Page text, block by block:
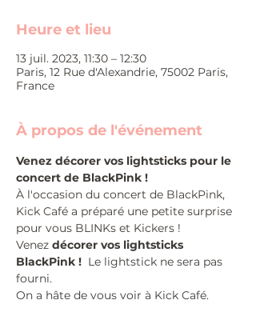
Heure et lieu
13 juil. 2023, 11:30 – 12:30
Paris, 12 Rue d'Alexandrie, 75002 Paris,
France
À propos de l'événement
Venez décorer vos lightsticks pour le
concert de BlackPink !
À l'occasion du concert de BlackPink,
Kick Café a préparé une petite surprise
pour vous BLINKs et Kickers !
Venez décorer vos lightsticks
BlackPink ! Le lightstick ne sera pas
fourni.
On a hâte de vous voir à Kick Café.